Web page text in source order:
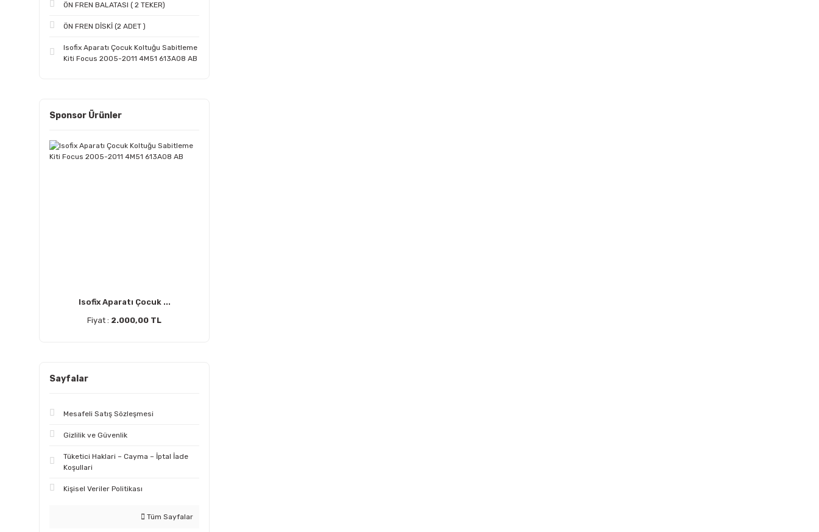
ÖN FREN BALATASI ( 2 TEKER)
ÖN FREN DİSKİ (2 ADET )
Isofix Aparatı Çocuk Koltuğu Sabitleme
Kiti Focus 2005-2011 4M51 613A08 AB
Sponsor Ürünler
Isofix Aparatı Çocuk ...
Fiyat : 2.000,00 TL
Sayfalar
Mesafeli Satış Sözleşmesi
Gizlilik ve Güvenlik
Tüketici Haklari – Cayma – İptal İade
Koşullari
Kişisel Veriler Politikası
Tüm Sayfalar